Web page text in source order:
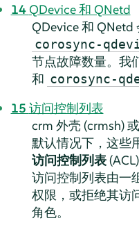
14QDevice 和 QNetd
QDevice 和
corosync-
节点故障数量。我
和 corosync-
15 访问控制列表
crm 外壳 (crmsh)
默认情况下，这些
访问控制列表(ACL)
访问控制列表由一
权限，或拒绝其访
角色。